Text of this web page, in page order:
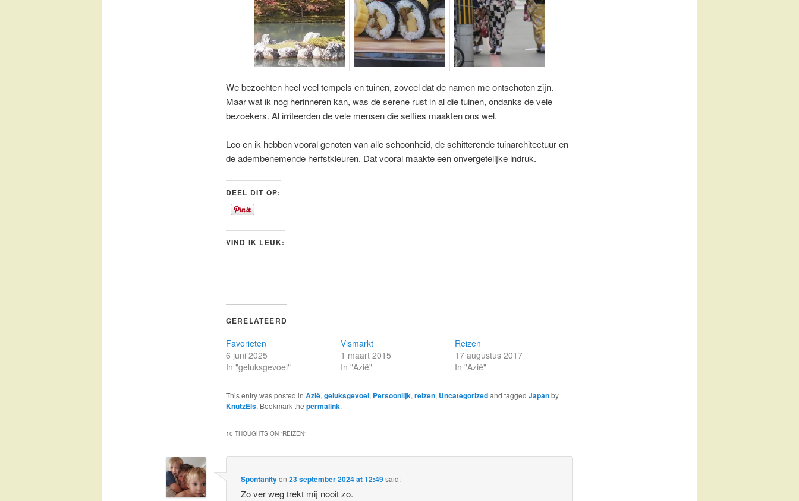
We bezochten heel veel tempels en tuinen, zoveel dat de namen me ontschoten zijn.
Maar wat ik nog herinneren kan, was de serene rust in al die tuinen, ondanks de vele
bezoekers. Al irriteerden de vele mensen die selfies maakten ons wel.
Leo en ik hebben vooral genoten van alle schoonheid, de schitterende tuinarchitectuur en
de adembenemende herfstkleuren. Dat vooral maakte een onvergetelijke indruk.
DEEL DIT OP:
VIND IK LEUK:
GERELATEERD
Favorieten
6 juni 2025
In "geluksgevoel"
Vismarkt
1 maart 2015
In "Azië"
Reizen
17 augustus 2017
In "Azië"
This entry was posted in Azië, geluksgevoel, Persoonlijk, reizen, Uncategorizedand tagged Japanby
KnutzEls. Bookmark the permalink.
10 THOUGHTS ON “REIZEN”
Spontanityon23 september 2024 at 12:49said:
Zo ver weg trekt mij nooit zo.